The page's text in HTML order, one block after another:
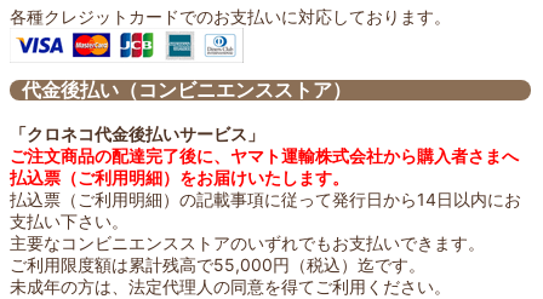
各種クレジットカードでのお支払いに対応しております。
代金後払い（コンビニエンスストア）
「クロネコ代金後払いサービス」
ご注文商品の配達完了後に、ヤマト運輸株式会社から購入者さまへ
払込票（ご利用明細）をお届けいたします。
払込票（ご利用明細）の記載事項に従って発行日から14日以内にお
支払い下さい。
主要なコンビニエンスストアのいずれでもお支払いできます。
ご利用限度額は累計残高で55,000円（税込）迄です。
未成年の方は、法定代理人の同意を得てご利用ください。